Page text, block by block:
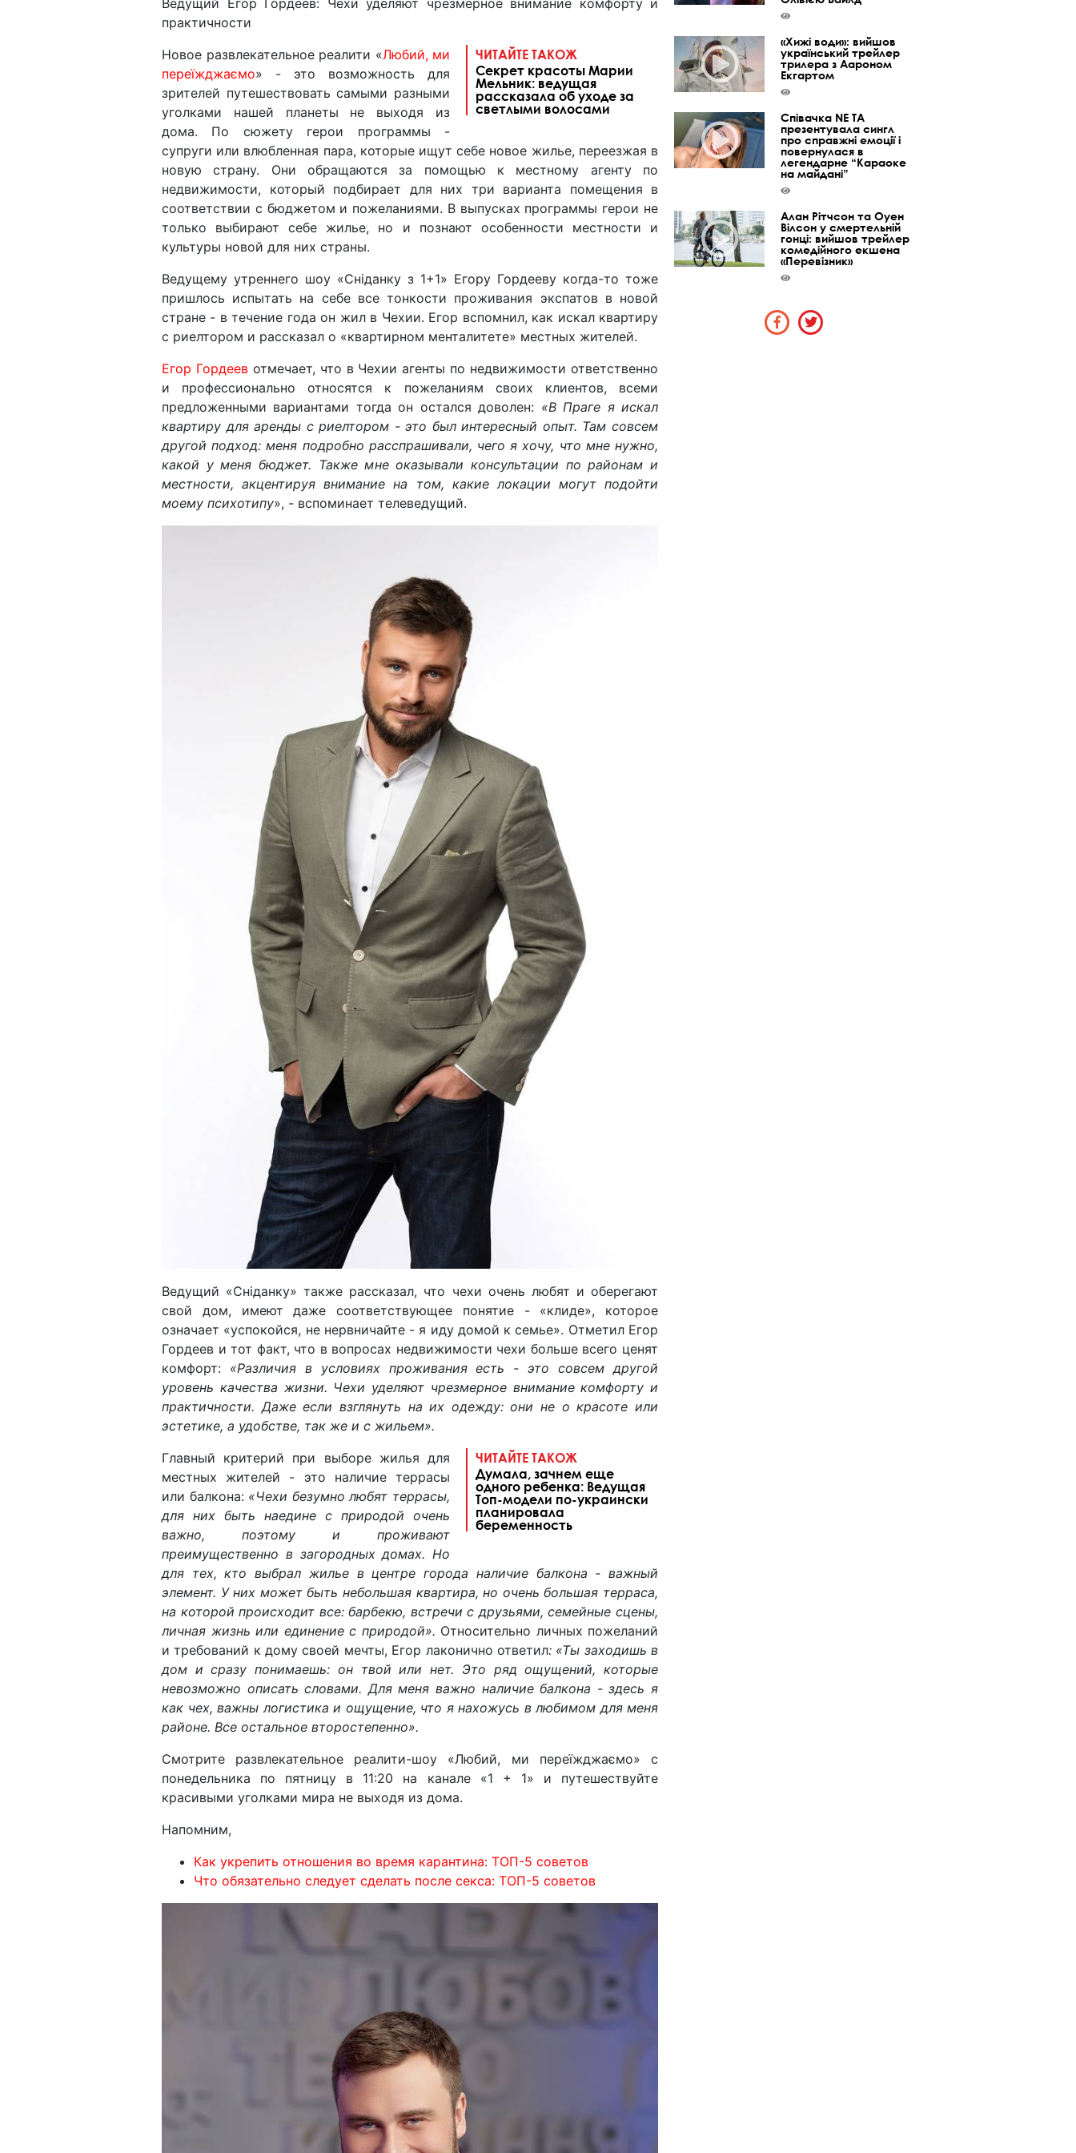
практичности
ЧИТАЙТЕ ТАКОЖ
Секрет красоты Марии
Мельник: ведущая
рассказала об уходе за
светлыми волосами
Новое развлекательное реалити «Любий, ми
переїжджаємо» - это возможность для
зрителей путешествовать самыми разными
уголками нашей планеты не выходя из
дома. По сюжету герои программы -
супруги или влюбленная пара, которые ищут себе новое жилье, переезжая в
новую страну. Они обращаются за помощью к местному агенту по
недвижимости, который подбирает для них три варианта помещения в
соответствии с бюджетом и пожеланиями. В выпусках программы герои не
только выбирают себе жилье, но и познают особенности местности и
культуры новой для них страны.
Ведущему утреннего шоу «Сніданку з 1+1» Егору Гордееву когда-то тоже
пришлось испытать на себе все тонкости проживания экспатов в новой
стране - в течение года он жил в Чехии. Егор вспомнил, как искал квартиру
с риелтором и рассказал о «квартирном менталитете» местных жителей.
Егор Гордеевотмечает, что в Чехии агенты по недвижимости ответственно
и профессионально относятся к пожеланиям своих клиентов, всеми
предложенными вариантами тогда он остался доволен: «В Праге я искал
квартиру для аренды с риелтором - это был интересный опыт. Там совсем
другой подход: меня подробно расспрашивали, чего я хочу, что мне нужно,
какой у меня бюджет. Также мне оказывали консультации по районам и
местности, акцентируя внимание на том, какие локации могут подойти
моему психотипу», - вспоминает телеведущий.
Ведущий «Сніданку» также рассказал, что чехи очень любят и оберегают
свой дом, имеют даже соответствующее понятие - «клиде», которое
означает «успокойся, не нервничайте - я иду домой к семье». Отметил Егор
Гордеев и тот факт, что в вопросах недвижимости чехи больше всего ценят
комфорт: «Различия в условиях проживания есть - это совсем другой
уровень качества жизни. Чехи уделяют чрезмерное внимание комфорту и
практичности. Даже если взглянуть на их одежду: они не о красоте или
эстетике, а удобстве, так же и с жильем».
ЧИТАЙТЕ ТАКОЖ
Думала, зачнем еще
одного ребенка: Ведущая
Топ-модели по-украински
планировала
беременность
Главный критерий при выборе жилья для
местных жителей - это наличие террасы
или балкона: «Чехи безумно любят террасы,
для них быть наедине с природой очень
важно, поэтому и проживают
преимущественно в загородных домах. Но
для тех, кто выбрал жилье в центре города наличие балкона - важный
элемент. У них может быть небольшая квартира, но очень большая терраса,
на которой происходит все: барбекю, встречи с друзьями, семейные сцены,
личная жизнь или единение с природой». Относительно личных пожеланий
и требований к дому своей мечты, Егор лаконично ответил: «Ты заходишь в
дом и сразу понимаешь: он твой или нет. Это ряд ощущений, которые
невозможно описать словами. Для меня важно наличие балкона - здесь я
как чех, важны логистика и ощущение, что я нахожусь в любимом для меня
районе. Все остальное второстепенно».
Смотрите развлекательное реалити-шоу «Любий, ми переїжджаємо» с
понедельника по пятницу в 11:20 на канале «1 + 1» и путешествуйте
красивыми уголками мира не выходя из дома.
Напомним,
Как укрепить отношения во время карантина: ТОП-5 советов
Что обязательно следует сделать после секса: ТОП-5 советов
«Хижі води»: вийшов
український трейлер
трилера з Аароном
Екгартом
Співачка NE TA
презентувала сингл
про справжні емоції і
повернулася в
легендарне “Караоке
на майдані”
Алан Рітчсон та Оуен
Вілсон у смертельній
гонці: вийшов трейлер
комедійного екшена
«Перевізник»